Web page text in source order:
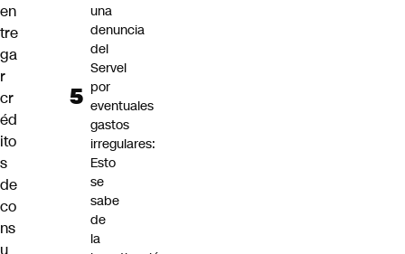
en
tre
ga
r
cr
éd
ito
s
de
co
ns
u
una
denuncia
del
Servel
por
eventuales
gastos
irregulares:
Esto
se
sabe
de
la